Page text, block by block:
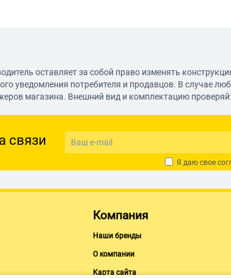
оставляет за собой право изменять
уведомления потребителя и продавцов. В случае
магазина. Внешний вид и комплектацию
связи
Я даю свое
Компания
Наши бренды
О компании
Карта сайта